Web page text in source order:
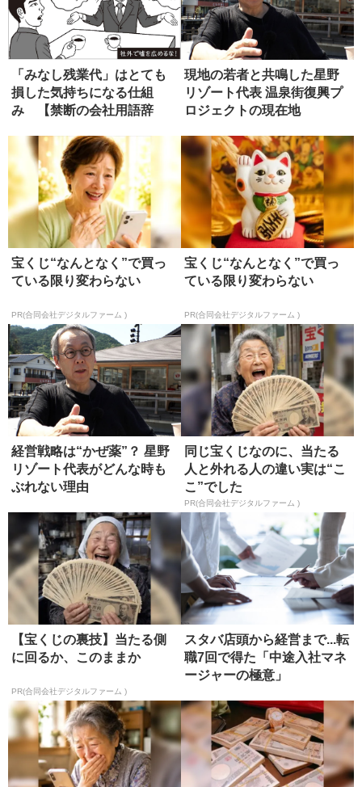
「みなし残業代」はとても
損した気持ちになる仕組
み 【禁断の会社用語辞
現地の若者と共鳴した星野
リゾート代表 温泉街復興プ
ロジェクトの現在地
宝くじ“なんとなく”で買っ
ている限り変わらない
PR(合同会社デジタルファーム )
宝くじ“なんとなく”で買っ
ている限り変わらない
PR(合同会社デジタルファーム )
経営戦略は“かぜ薬”？ 星野
リゾート代表がどんな時も
ぶれない理由
同じ宝くじなのに、当たる
人と外れる人の違い実は“こ
こ”でした
PR(合同会社デジタルファーム )
【宝くじの裏技】当たる側
に回るか、このままか
PR(合同会社デジタルファーム )
スタバ店頭から経営まで...転
職7回で得た「中途入社マネ
ージャーの極意」